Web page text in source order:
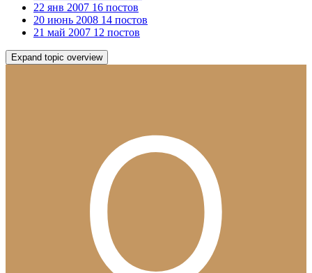
22 янв 2007 16 постов
20 июнь 2008 14 постов
21 май 2007 12 постов
Expand topic overview